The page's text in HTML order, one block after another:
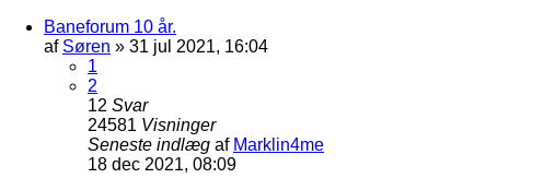
Baneforum 10 år.
af Søren » 31 jul 2021, 16:04
1
2
12 Svar
24581 Visninger
Seneste indlæg af Marklin4me
18 dec 2021, 08:09